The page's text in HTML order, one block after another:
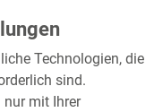
Technologien, die
sind.
nur mit Ihrer